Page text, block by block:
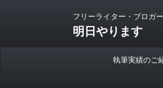
フリーライター・ブロガ
明日やります
執筆実績のご